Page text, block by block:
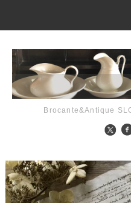
Brocante&Antique